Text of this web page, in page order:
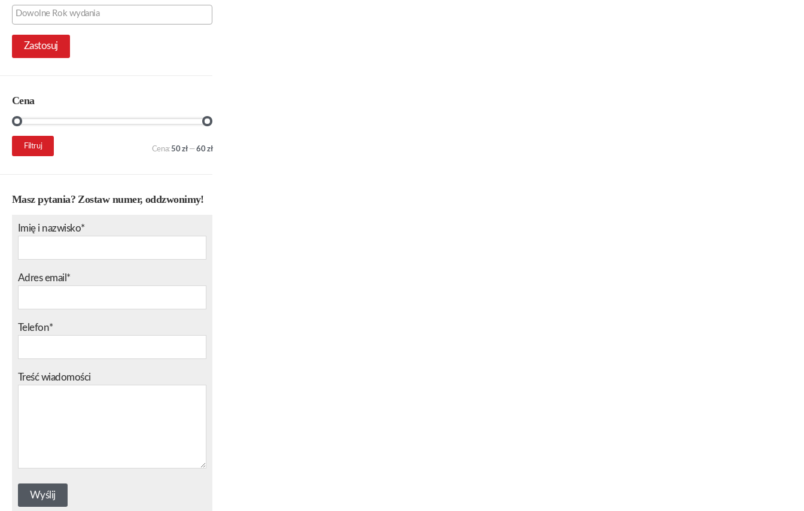
Zastosuj
Cena
Cena
min.
Cena
maks.
Filtruj Cena:50 zł—60 zł
Masz pytania? Zostaw numer, oddzwonimy!
Imię i nazwisko*
Adres email*
Telefon*
Treść wiadomości